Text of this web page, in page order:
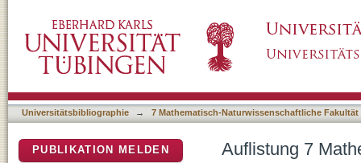
Universitätsbibliographie → 7 Mathematisch-Naturwissenschaftliche Fakultät
Auflistung 7
PUBLIKATION MELDEN